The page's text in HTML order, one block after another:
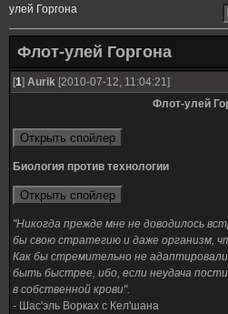
улей Горгона
Флот-улей Горгона
[1] Aurik [2010-07-12, 11:04:21]
Флот-улей
Биология против технологии
"Никогда прежде мне не доводилось
бы свою стратегию и даже организм,
Как бы стремительно не
быть быстрее, ибо, если неудача
в собственной крови".
- Шас'эль Ворках с Кел'шана